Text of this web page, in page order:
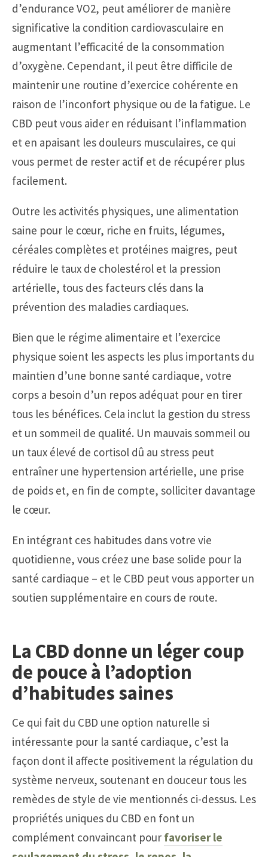
d’endurance VO2, peut améliorer de manière
significative la condition cardiovasculaire en
augmentant l’efficacité de la consommation
d’oxygène. Cependant, il peut être difficile de
maintenir une routine d’exercice cohérente en
raison de l’inconfort physique ou de la fatigue. Le
CBD peut vous aider en réduisant l’inflammation
et en apaisant les douleurs musculaires, ce qui
vous permet de rester actif et de récupérer plus
facilement.
Outre les activités physiques, une alimentation
saine pour le cœur, riche en fruits, légumes,
céréales complètes et protéines maigres, peut
réduire le taux de cholestérol et la pression
artérielle, tous des facteurs clés dans la
prévention des maladies cardiaques.
Bien que le régime alimentaire et l’exercice
physique soient les aspects les plus importants du
maintien d’une bonne santé cardiaque, votre
corps a besoin d’un repos adéquat pour en tirer
tous les bénéfices. Cela inclut la gestion du stress
et un sommeil de qualité. Un mauvais sommeil ou
un taux élevé de cortisol dû au stress peut
entraîner une hypertension artérielle, une prise
de poids et, en fin de compte, solliciter davantage
le cœur.
En intégrant ces habitudes dans votre vie
quotidienne, vous créez une base solide pour la
santé cardiaque – et le CBD peut vous apporter un
soutien supplémentaire en cours de route.
La CBD donne un léger coup
de pouce à l’adoption
d’habitudes saines
Ce qui fait du CBD une option naturelle si
intéressante pour la santé cardiaque, c’est la
façon dont il affecte positivement la régulation du
système nerveux, soutenant en douceur tous les
remèdes de style de vie mentionnés ci-dessus. Les
propriétés uniques du CBD en font un
complément convaincant pour favoriser le